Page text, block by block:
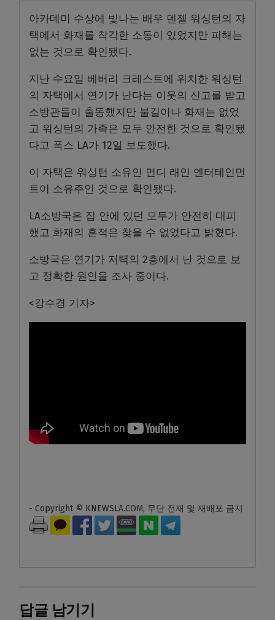
아카데미 수상에 빛나는 배우 덴젤 워싱턴의 자
택에서 화재를 착각한 소동이 있었지만 피해는
없는 것으로 확인됐다.
지난 수요일 베버리 크레스트에 위치한 워싱턴
의 자택에서 연기가 난다는 이웃의 신고를 받고
소방관들이 출동했지만 불길이나 화재는 없었
고 워싱턴의 가족은 모두 안전한 것으로 확인됐
다고 폭스 LA가 12일 보도했다.
이 자택은 워싱턴 소유인 먼디 래인 엔터테인먼
트이 소유주인 것으로 확인됐다.
LA소방국은 집 안에 있던 모두가 안전히 대피
했고 화재의 흔적은 찾을 수 없었다고 밝혔다.
소방국은 연기가 저택의 2층에서 난 것으로 보
고 정확한 원인을 조사 중이다.
<강수경 기자>
- Copyright © KNEWSLA.COM, 무단 전재 및 재배포 금지
답글 남기기